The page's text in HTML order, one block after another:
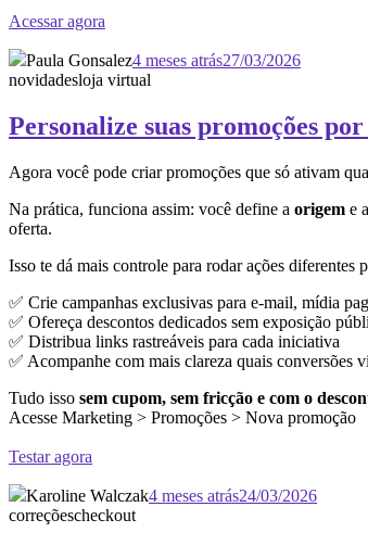
Acessar agora
Paula Gonsalez4 meses atrás27/03/2026
novidadesloja virtual
Personalize suas promoções
Agora você pode criar promoções que só ativam
Na prática, funciona assim: você define a origem e a
oferta.
Isso te dá mais controle para rodar ações
✅ Crie campanhas exclusivas para e-mail, mídia
✅ Ofereça descontos dedicados sem exposição
✅ Distribua links rastreáveis para cada iniciativa
✅ Acompanhe com mais clareza quais conversões
Tudo isso sem cupom, sem fricção e com o
Acesse Marketing > Promoções > Nova promoção
Testar agora
Karoline Walczak4 meses atrás24/03/2026
correçõescheckout